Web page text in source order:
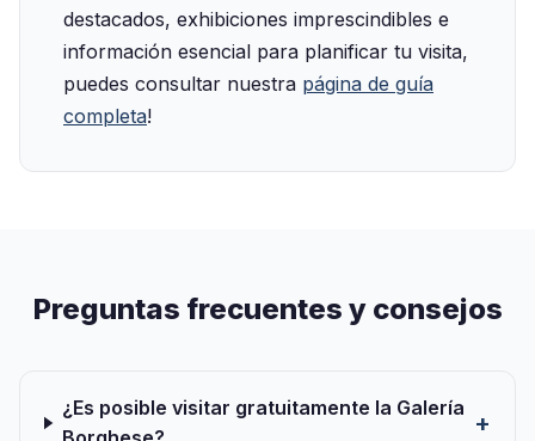
destacados, exhibiciones imprescindibles e
información esencial para planificar tu visita,
puedes consultar nuestra página de guía
completa!
Preguntas frecuentes y consejos
¿Es posible visitar gratuitamente la Galería